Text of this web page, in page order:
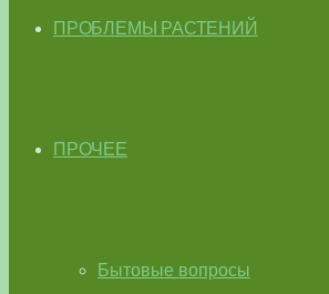
ПРОБЛЕМЫ РАСТЕНИЙ
ПРОЧЕЕ
Бытовые вопросы